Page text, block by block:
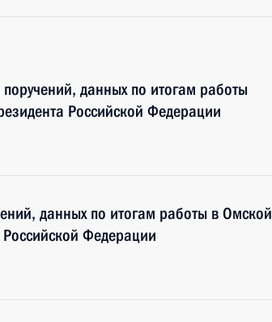
данных по итогам работы
Российской Федерации
данных по итогам работы в Омской
Федерации